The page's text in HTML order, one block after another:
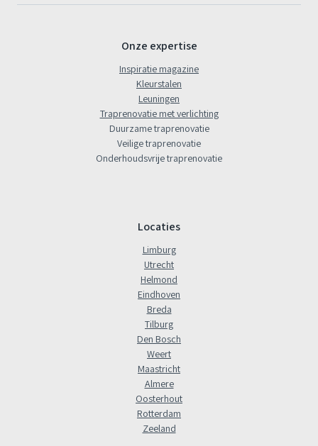
Onze expertise
Inspiratie magazine
Kleurstalen
Leuningen
Traprenovatie met verlichting
Duurzame traprenovatie
Veilige traprenovatie
Onderhoudsvrije traprenovatie
Locaties
Limburg
Utrecht
Helmond
Eindhoven
Breda
Tilburg
Den Bosch
Weert
Maastricht
Almere
Oosterhout
Rotterdam
Zeeland